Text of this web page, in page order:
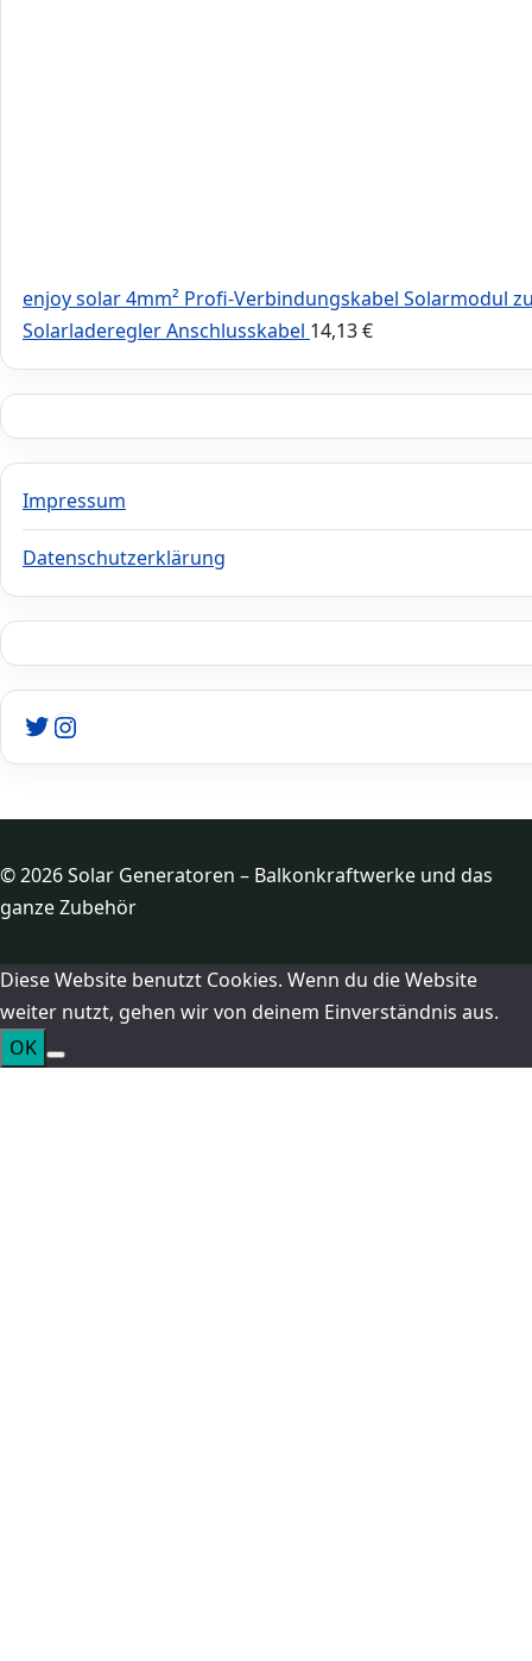
enjoy solar 4mm² Profi-Verbindungskabel Solarmodul
Solarladeregler Anschlusskabel 14,13€
Impressum
Datenschutzerklärung
Twitter
Instagram
© 2026 Solar Generatoren – Balkonkraftwerke und das
ganze Zubehör
Diese Website benutzt Cookies. Wenn du die Website
weiter nutzt, gehen wir von deinem Einverständnis aus.
OK